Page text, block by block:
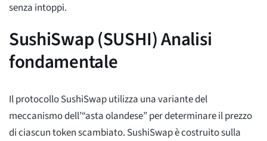
senza intoppi.
SushiSwap (SUSHI) Analisi
fondamentale
Il protocollo SushiSwap utilizza una variante del
meccanismo dell’“asta olandese” per determinare il prezzo
di ciascun token scambiato. SushiSwap è costruito sulla